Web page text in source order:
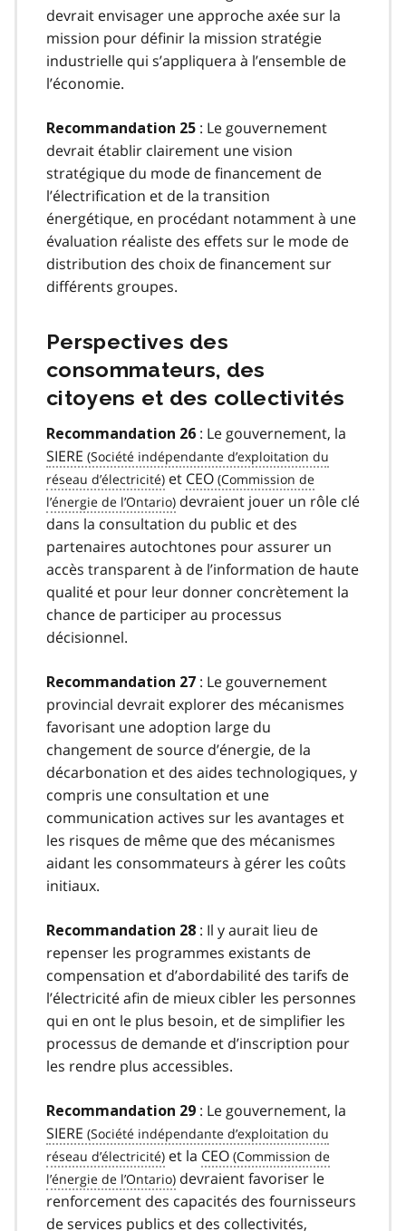
devrait envisager une approche axée sur la
mission pour définir la mission stratégie
industrielle qui s’appliquera à l’ensemble de
l’économie.
Recommandation 25 : Le gouvernement
devrait établir clairement une vision
stratégique du mode de financement de
l’électrification et de la transition
énergétique, en procédant notamment à une
évaluation réaliste des effets sur le mode de
distribution des choix de financement sur
différents groupes.
Perspectives des
consommateurs, des
citoyens et des collectivités
Recommandation 26 : Le gouvernement, la
SIERE
et CEO
devraient jouer un rôle clé
dans la consultation du public et des
partenaires autochtones pour assurer un
accès transparent à de l’information de haute
qualité et pour leur donner concrètement la
chance de participer au processus
décisionnel.
Recommandation 27 : Le gouvernement
provincial devrait explorer des mécanismes
favorisant une adoption large du
changement de source d’énergie, de la
décarbonation et des aides technologiques, y
compris une consultation et une
communication actives sur les avantages et
les risques de même que des mécanismes
aidant les consommateurs à gérer les coûts
initiaux.
Recommandation 28 : Il y aurait lieu de
repenser les programmes existants de
compensation et d’abordabilité des tarifs de
l’électricité afin de mieux cibler les personnes
qui en ont le plus besoin, et de simplifier les
processus de demande et d’inscription pour
les rendre plus accessibles.
Recommandation 29 : Le gouvernement, la
SIERE
et la CEO
devraient favoriser le
renforcement des capacités des fournisseurs
de services publics et des collectivités,